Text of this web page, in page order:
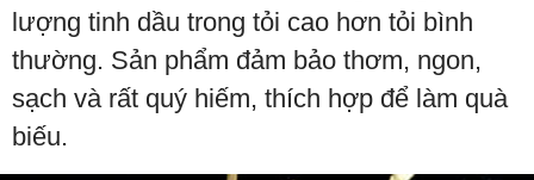
lượng tinh dầu trong tỏi cao hơn tỏi bình
thường. Sản phẩm đảm bảo thơm, ngon,
sạch và rất quý hiếm, thích hợp để làm quà
biếu.